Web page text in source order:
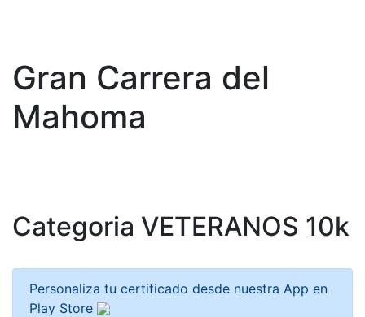
Gran Carrera del
Mahoma
Categoria VETERANOS 10k
Personaliza tu certificado desde nuestra App en
Play Store